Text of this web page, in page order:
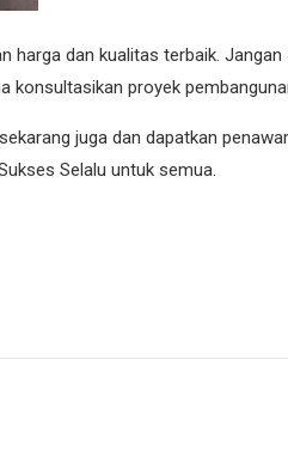
harga dan kualitas terbaik.
konsultasikan proyek
juga dan dapatkan
Selalu untuk semua.